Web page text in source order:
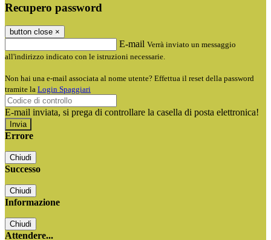
Recupero password
button close ×
E-mail Verrà inviato un messaggio
all'indirizzo indicato con le istruzioni necessarie.
Non hai una e-mail associata al nome utente? Effettua il reset della password
tramite la Login Spaggiari
E-mail inviata, si prega di controllare la casella di posta elettronica!
Errore
Chiudi
Successo
Chiudi
Informazione
Chiudi
Attendere...